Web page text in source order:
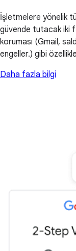
İşletmelere yönelik
güvende tutacak iki
koruması (Gmail,
engeller.) gibi
Daha fazla bilgi